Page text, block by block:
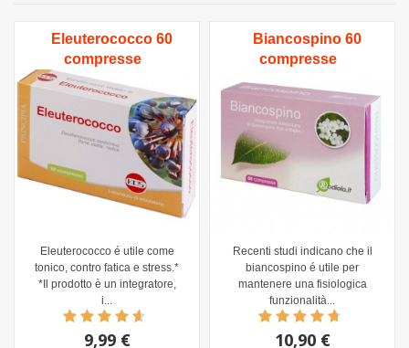
Eleuterococco 60
compresse
Eleuterococco é utile come
tonico, contro fatica e stress.*
*Il prodotto è un integratore,
i...
9,99 €
Biancospino 60
compresse
Recenti studi indicano che il
biancospino é utile per
mantenere una fisiologica
funzionalità...
10,90 €